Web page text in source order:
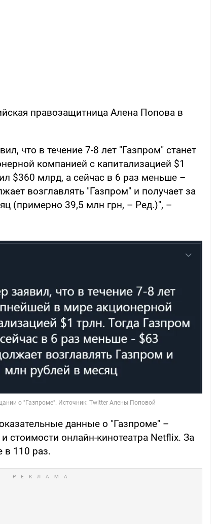
правозащитница Алена Попова в
что в течение 7-8 лет "Газпром" станет
компанией с капитализацией $1
$360 млрд, а сейчас в 6 раз меньше –
возглавлять "Газпром" и получает за
(примерно 39,5 млн грн, – Ред.)", –
данные о "Газпроме" –
стоимости онлайн-кинотеатра Netflix. За
в 110 раз.